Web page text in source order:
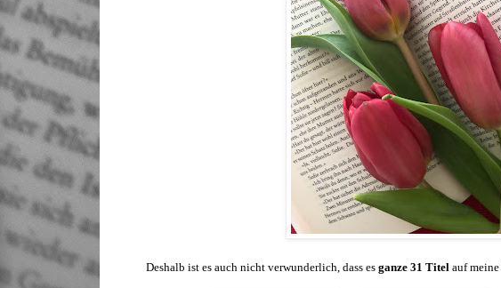
Deshalb ist es auch nicht verwunderlich, dass es ganze 31 Titel auf meine